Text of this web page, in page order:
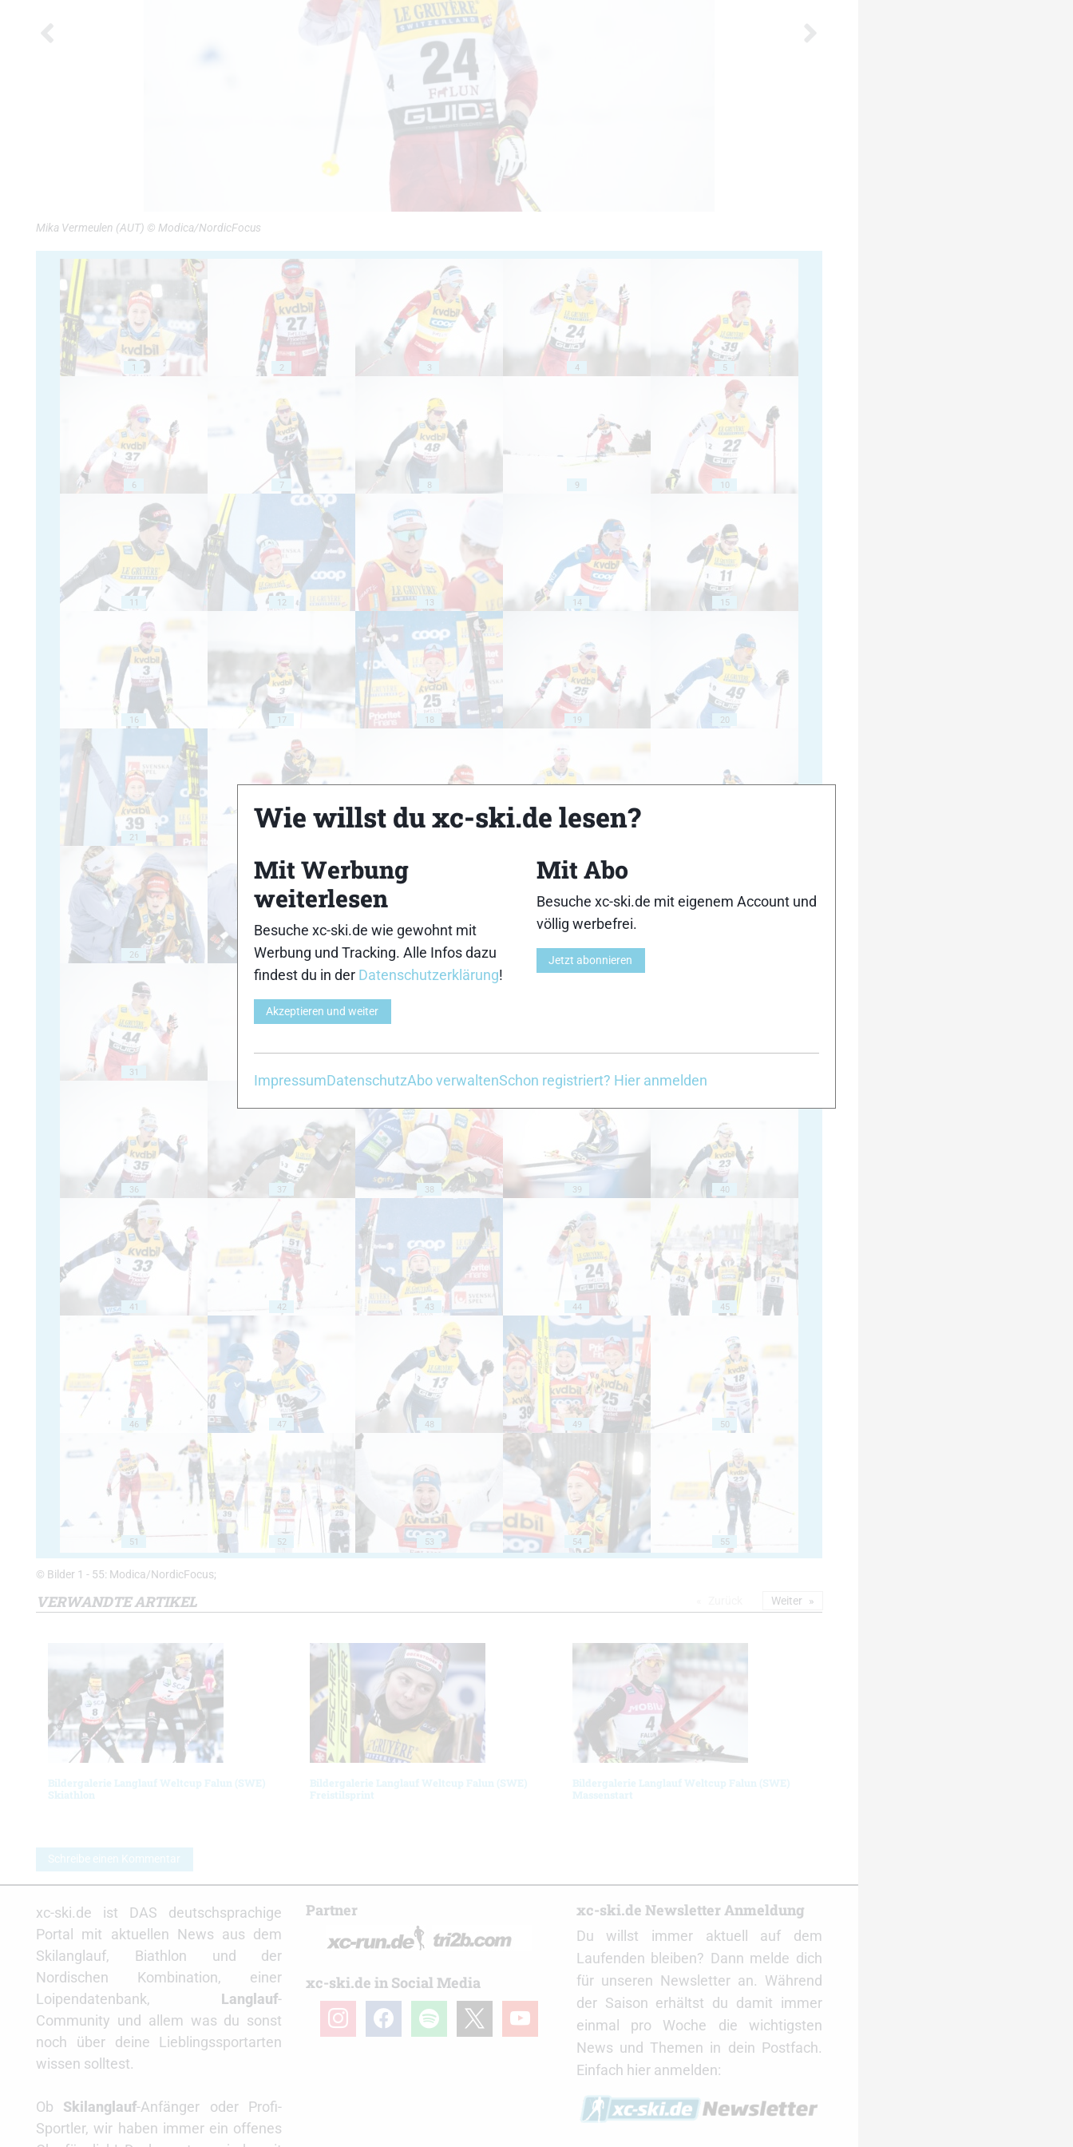
Mika Vermeulen (AUT) © Modica/NordicFocus
1 2 3 4 5
6 7 8 9 10
11 12 13 14 15
16 17 18 19 20
21
26 27 28 29
31
36 37 38 39 40
41 42 43 44 45
46 47 48 49 50
51 52 53 54 55
© Bilder 1 - 55: Modica/NordicFocus;
VERWANDTE ARTIKEL
Bildergalerie Langlauf Weltcup Falun (SWE)
Skiathlon
Bildergalerie Langlauf Weltcup Falun (SWE)
Freistilsprint
Bildergalerie Langlauf Weltcup Falun (SWE)
Massenstart
Weiter
Schreibe einen Kommentar
xc-ski.de ist DAS deutschsprachige
Portal mit aktuellen News aus dem
Skilanglauf, Biathlon und der
Nordischen Kombination, einer
Loipendatenbank, Langlauf-
Community und allem was du sonst
noch über deine Lieblingssportarten
wissen solltest.
Ob Skilanglauf-Anfänger oder Profi-
Sportler, wir haben immer ein offenes
Partner
xc-ski.de in Social Media
instagramfacebookspotify youtube
xc-ski.de Newsletter Anmeldung
Du willst immer aktuell auf dem
Laufenden bleiben? Dann melde dich
für unseren Newsletter an. Während
der Saison erhältst du damit immer
einmal pro Woche die wichtigsten
News und Themen in dein Postfach.
Einfach hier anmelden:
Wie willst du xc-ski.de lesen?
Mit Werbung
weiterlesen
Besuche xc-ski.de wie gewohnt mit
Werbung und Tracking. Alle Infos dazu
findest du in der Datenschutzerklärung!
Akzeptieren und weiter
Mit Abo
Besuche xc-ski.de mit eigenem Account und
völlig werbefrei.
Jetzt abonnieren
ImpressumDatenschutzAbo verwaltenSchon registriert? Hier anmelden